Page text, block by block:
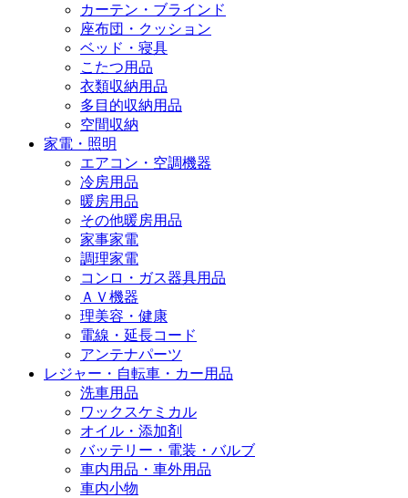
カーテン・ブラインド
座布団・クッション
ベッド・寝具
こたつ用品
衣類収納用品
多目的収納用品
空間収納
家電・照明
エアコン・空調機器
冷房用品
暖房用品
その他暖房用品
家事家電
調理家電
コンロ・ガス器具用品
ＡＶ機器
理美容・健康
電線・延長コード
アンテナパーツ
レジャー・自転車・カー用品
洗車用品
ワックスケミカル
オイル・添加剤
バッテリー・電装・バルブ
車内用品・車外用品
車内小物